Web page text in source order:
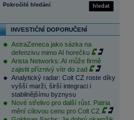
hledat
Pokročilé hledání
INVESTIČNÍ DOPORUČENÍ
AstraZeneca jako sázka na
defenzivu mimo AI horečku
Arista Networks: AI může firmě
zajistit příznivý vítr do zad
Analytický radar: Colt CZ roste díky
vyšší marži, širší integraci i
stabilnějšímu byznysu
Nové střelivo pro další růst. Patria
mění cílovou cenu pro Colt CZ